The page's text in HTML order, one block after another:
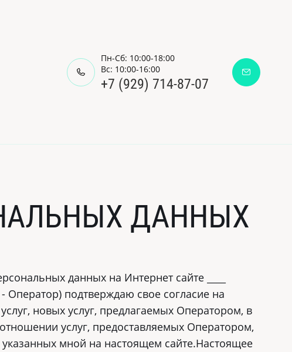
Пн-Сб: 10:00-18:00
Вс: 10:00-16:00
+7 (929) 714-87-07
ДАННЫХ
данных на Интернет сайте ____
- Оператор) подтверждаю свое согласие на
новых услуг, предлагаемых Оператором, в
услуг, предоставляемых Оператором,
мной на настоящем сайте.Настоящее